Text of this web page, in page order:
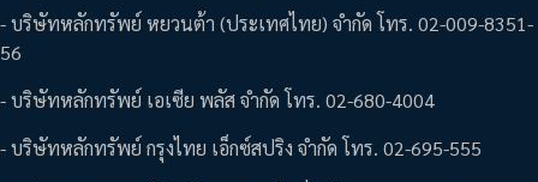
- บริษัทหลักทรัพย์ หยวนต้า (ประเทศไทย) จำกัด โทร. 02-009-8351-
56
- บริษัทหลักทรัพย์ เอเซีย พลัส จำกัด โทร. 02-680-4004
- บริษัทหลักทรัพย์ กรุงไทย เอ็กซ์สปริง จำกัด โทร. 02-695-555